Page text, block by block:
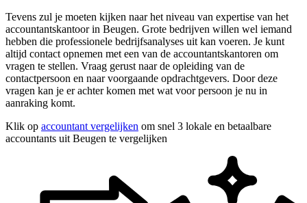
Tevens zul je moeten kijken naar het niveau van expertise van het
accountantskantoor in Beugen. Grote bedrijven willen wel iemand
hebben die professionele bedrijfsanalyses uit kan voeren. Je kunt
altijd contact opnemen met een van de accountantskantoren om
vragen te stellen. Vraag gerust naar de opleiding van de
contactpersoon en naar voorgaande opdrachtgevers. Door deze
vragen kan je er achter komen met wat voor persoon je nu in
aanraking komt.
Klik op accountant vergelijken om snel 3 lokale en betaalbare
accountants uit Beugen te vergelijken